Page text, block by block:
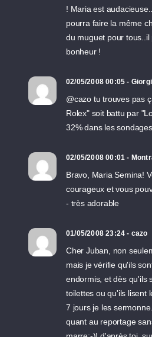
! Maria est
pourra faire la même
du muguet pour
bonheur !
02/05/2008 00:05 -
@cazo tu trouves pas
Rolex" soit battu par
32% dans les
02/05/2008 00:01 -
Bravo, Maria Semina!
courageux et vous
- très adorable
01/05/2008 23:24 - cazo
Cher Juban, non
mais je vérifie qu'ils
endormis, et dès qu'ils
toilettes ou qu'ils lisent
7 jours je les
quant au reportage